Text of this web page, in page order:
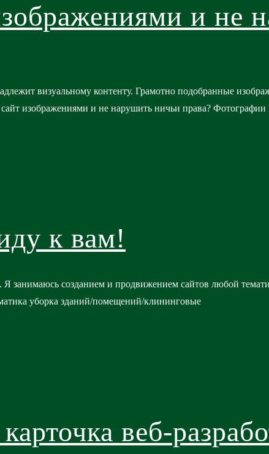
и не
визуальному контенту. Грамотно подобранные
изображениями и не нарушить ничьи права?
к вам!
занимаюсь созданием и продвижением сайтов любой
уборка зданий/помещений/клининговые
веб-